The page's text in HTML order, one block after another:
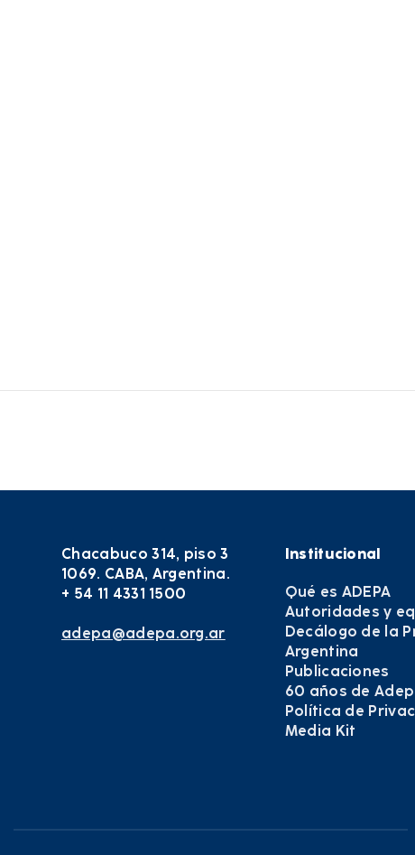
Chacabuco 314, piso 3
1069. CABA, Argentina.
+ 54 11 4331 1500
adepa@adepa.org.ar
Institucional
Qué es ADEPA
Autoridades y
Decálogo de la
Argentina
Publicaciones
60 años de
Política de
Media Kit